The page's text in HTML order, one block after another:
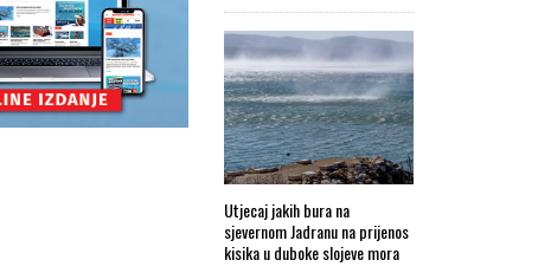
Utjecaj jakih bura na
sjevernom Jadranu na prijenos
kisika u duboke slojeve mora